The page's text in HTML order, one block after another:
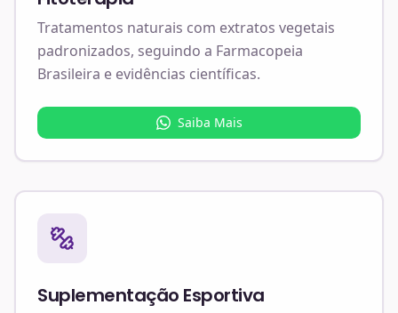
Tratamentos naturais com extratos vegetais
padronizados, seguindo a Farmacopeia
Brasileira e evidências científicas.
Saiba Mais
Suplementação Esportiva